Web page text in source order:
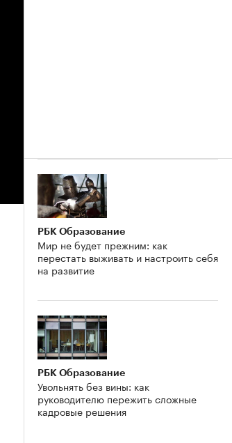
РБК Образование
Мир не будет прежним: как
перестать выживать и настроить себя
на развитие
РБК Образование
Увольнять без вины: как
руководителю пережить сложные
кадровые решения